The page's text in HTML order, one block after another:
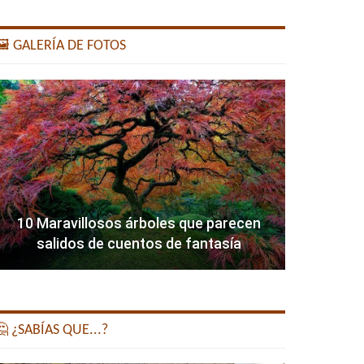
GALERÍA DE FOTOS
10 Maravillosos árboles que parecen
salidos de cuentos de fantasía
¿SABÍAS QUE...?